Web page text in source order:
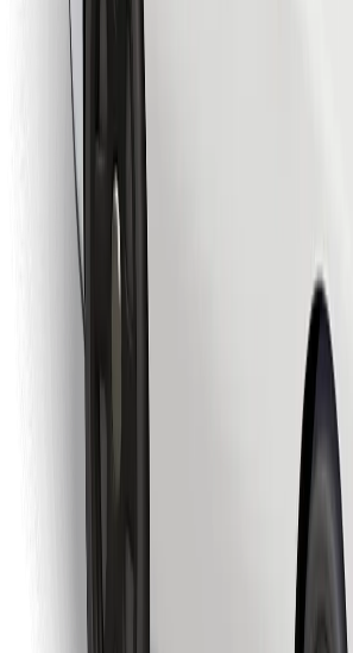
Vind je favoriete maaltijden!
Download de Bolt Food-app